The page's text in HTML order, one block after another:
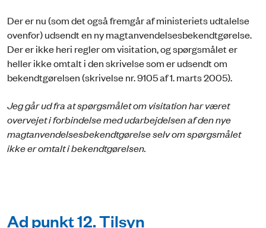
Der er nu (som det også fremgår af ministeriets udtalelse
ovenfor) udsendt en ny magtanvendelsesbekendtgørelse.
Der er ikke heri regler om visitation, og spørgsmålet er
heller ikke omtalt i den skrivelse som er udsendt om
bekendtgørelsen (skrivelse nr. 9105 af 1. marts 2005).
Jeg går ud fra at spørgsmålet om visitation har været
overvejet i forbindelse med udarbejdelsen af den nye
magtanvendelsesbekendtgørelse selv om spørgsmålet
ikke er omtalt i bekendtgørelsen.
Ad punkt 12. Tilsyn